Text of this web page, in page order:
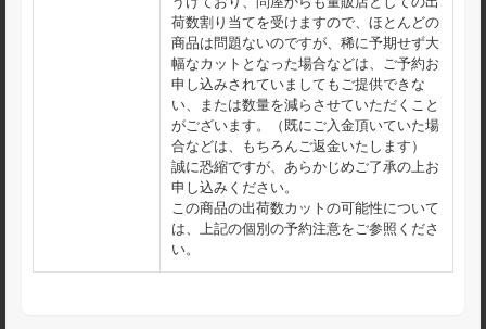
荷数割り当てを受けますので、ほとんどの
商品は問題ないのですが、稀に予期せず大
幅なカットとなった場合などは、ご予約お
申し込みされていましてもご提供できな
い、または数量を減らさせていただくこと
がございます。（既にご入金頂いていた場
合などは、もちろんご返金いたします）
誠に恐縮ですが、あらかじめご了承の上お
申し込みください。
この商品の出荷数カットの可能性について
は、上記の個別の予約注意をご参照くださ
い。